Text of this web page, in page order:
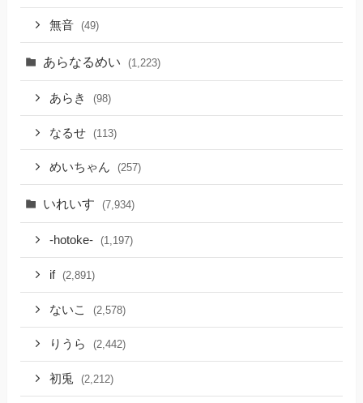
無音 (49)
あらなるめい (1,223)
あらき (98)
なるせ (113)
めいちゃん (257)
いれいす (7,934)
-hotoke- (1,197)
if (2,891)
ないこ (2,578)
りうら (2,442)
初兎 (2,212)